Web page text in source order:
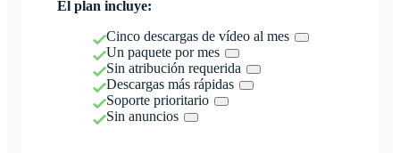
El plan incluye:
Cinco descargas de vídeo al mes
Un paquete por mes
Sin atribución requerida
Descargas más rápidas
Soporte prioritario
Sin anuncios